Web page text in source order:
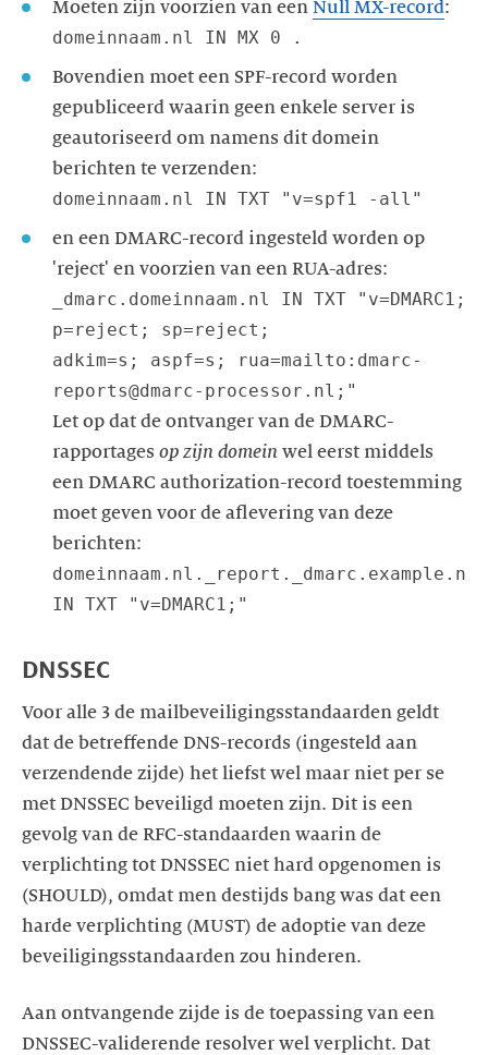
Moeten zijn voorzien van een Null MX-record
domeinnaam.nl IN MX 0 .
Bovendien moet een SPF-record worden
gepubliceerd waarin geen enkele server is
geautoriseerd om namens dit domein
domeinnaam.nl IN TXT "v=spf1 -all"
en een DMARC-record ingesteld worden op
_dmarc.domeinnaam.nl IN TXT "v=DMARC1;
p=reject; sp=reject;
adkim=s; aspf=s; rua=mailto:dmarc-
Let op dat de ontvanger van de DMARC-
rapportages op zijn domein wel eerst middels
een DMARC authorization-record toestemming
moet geven voor de aflevering van deze
domeinnaam.nl._report._dmarc.example.nl
IN TXT "v=DMARC1;"
DNSSEC
Voor alle 3 de mailbeveiligingsstandaarden geldt
dat de betreffende DNS-records (ingesteld aan
verzendende zijde) het liefst wel maar niet per se
met DNSSEC beveiligd moeten zijn. Dit is een
gevolg van de RFC-standaarden waarin de
verplichting tot DNSSEC niet hard opgenomen is
(SHOULD), omdat men destijds bang was dat een
harde verplichting (MUST) de adoptie van deze
beveiligingsstandaarden zou hinderen.
Aan ontvangende zijde is de toepassing van een
DNSSEC-validerende resolver wel verplicht. Dat